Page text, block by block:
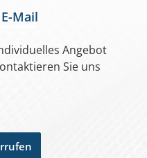
Stand der
Für
an den
wir die
g/m² (ca.
Mail
Angebot
Sie uns